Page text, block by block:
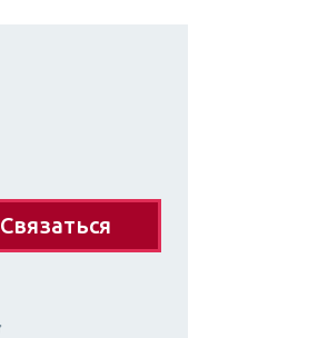
Связаться